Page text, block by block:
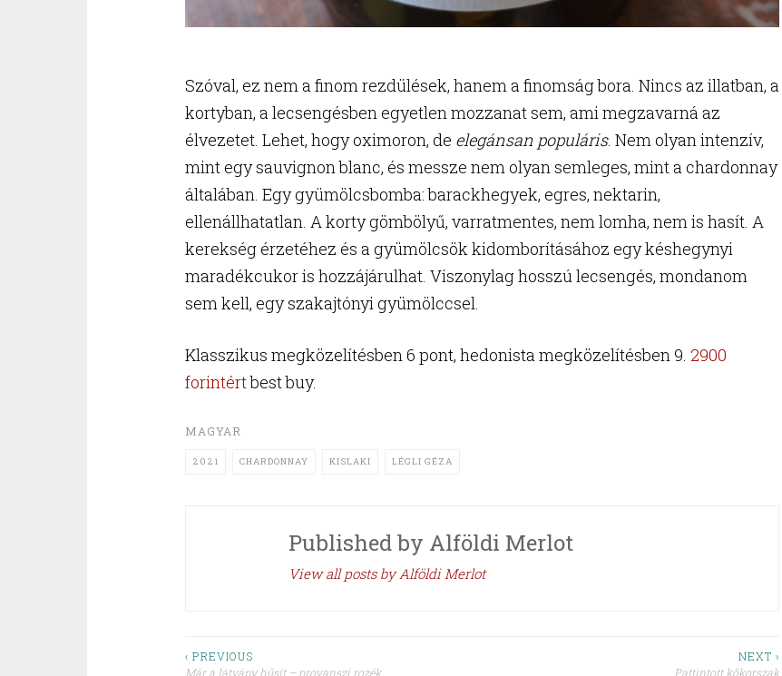
Szóval, ez nem a finom rezdülések, hanem a finomság bora. Nincs az illatban, a
kortyban, a lecsengésben egyetlen mozzanat sem, ami megzavarná az
élvezetet. Lehet, hogy oximoron, de elegánsan populáris. Nem olyan intenzív,
mint egy sauvignon blanc, és messze nem olyan semleges, mint a chardonnay
általában. Egy gyümölcsbomba: barackhegyek, egres, nektarin,
ellenállhatatlan. A korty gömbölyű, varratmentes, nem lomha, nem is hasít. A
kerekség érzetéhez és a gyümölcsök kidomborításához egy késhegynyi
maradékcukor is hozzájárulhat. Viszonylag hosszú lecsengés, mondanom
sem kell, egy szakajtónyi gyümölccsel.
Klasszikus megközelítésben 6 pont, hedonista megközelítésben 9. 2900
forintértbest buy.
MAGYAR
2021 CHARDONNAY KISLAKI LÉGLI GÉZA
Published by Alföldi Merlot
View all posts by Alföldi Merlot
Post
‹ PREVIOUS
Már a látvány hűsít – provanszi rozék
NEXT ›
Pattintott kőkorszak